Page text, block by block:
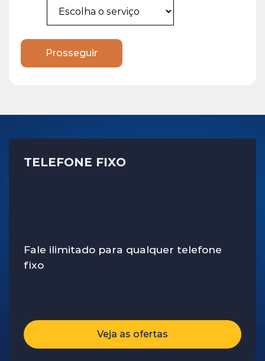
Prosseguir
TELEFONE FIXO
Fale ilimitado para qualquer telefone
fixo
Veja as ofertas